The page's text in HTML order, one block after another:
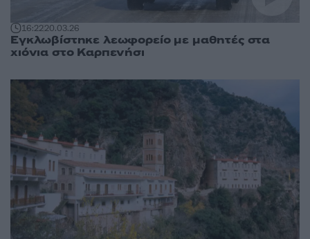
16:2220.03.26
Εγκλωβίστηκε λεωφορείο με μαθητές στα
χιόνια στο Καρπενήσι